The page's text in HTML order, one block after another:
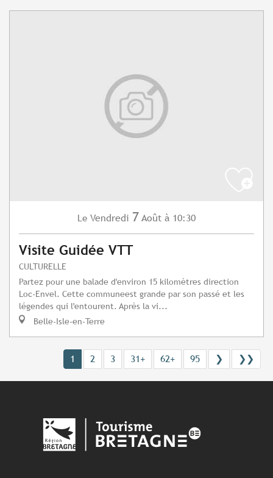
Le Vendredi 7 Août à 10:30
Visite Guidée VTT
CULTURELLE
Partez pour une balade d'environ 15 kilomètres direction
Loc-Envel. Cette communeest grande par son passé et les
légendes qui l'entourent. Après la vi...
Belle-Isle-en-Terre
1 2 3 31+ 62+ 95 ❯ ❯❯